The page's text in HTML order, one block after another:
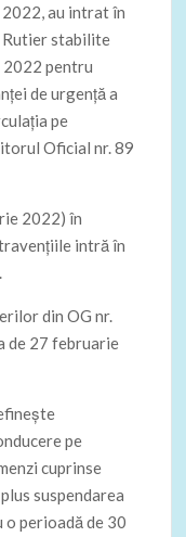
2022, au intrat în
Rutier stabilite
2022 pentru
de urgenţă a
pe
Oficial nr. 89
2022) în
intră în
din OG nr.
de 27 februarie
pe
cuprinse
suspendarea
o perioadă de 30